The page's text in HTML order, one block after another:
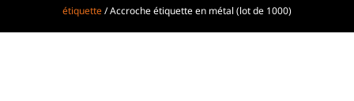
étiquette/ Accroche étiquette en métal (lot de 1000)